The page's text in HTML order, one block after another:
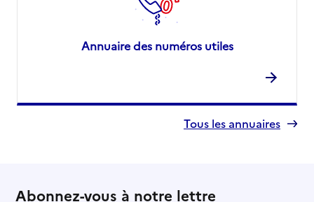
Annuaire des numéros utiles
Tous les annuaires
Abonnez-vous à notre lettre